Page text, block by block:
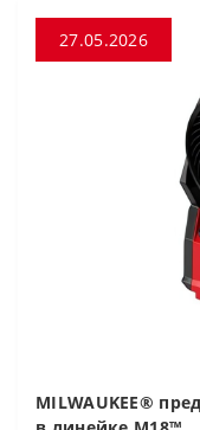
27.05.2026
MILWAUKEE®